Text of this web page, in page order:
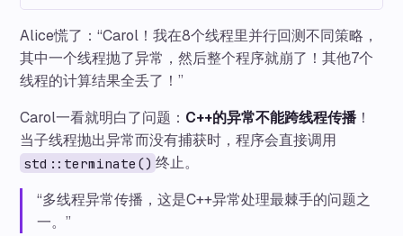
Alice慌了：“Carol！我在8个线程里并行回测不同策略，
其中一个线程抛了异常，然后整个程序就崩了！其他7个
线程的计算结果全丢了！”
Carol一看就明白了问题： C++的异常不能跨线程传播 ！
当子线程抛出异常而没有捕获时，程序会直接调用
std::terminate() 终止。
“多线程异常传播，这是C++异常处理最棘手的问题之
一。”